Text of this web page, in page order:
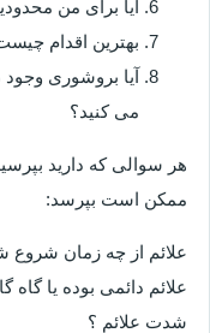
آیا برای من
بهترین اقدام
آیا بروشوری
می کنید؟
هر سوالی که دارید
ممکن است بپرسد:
علائم از چه زمان شروع
علائم دائمی بوده یا گاه
شدت علائم ؟